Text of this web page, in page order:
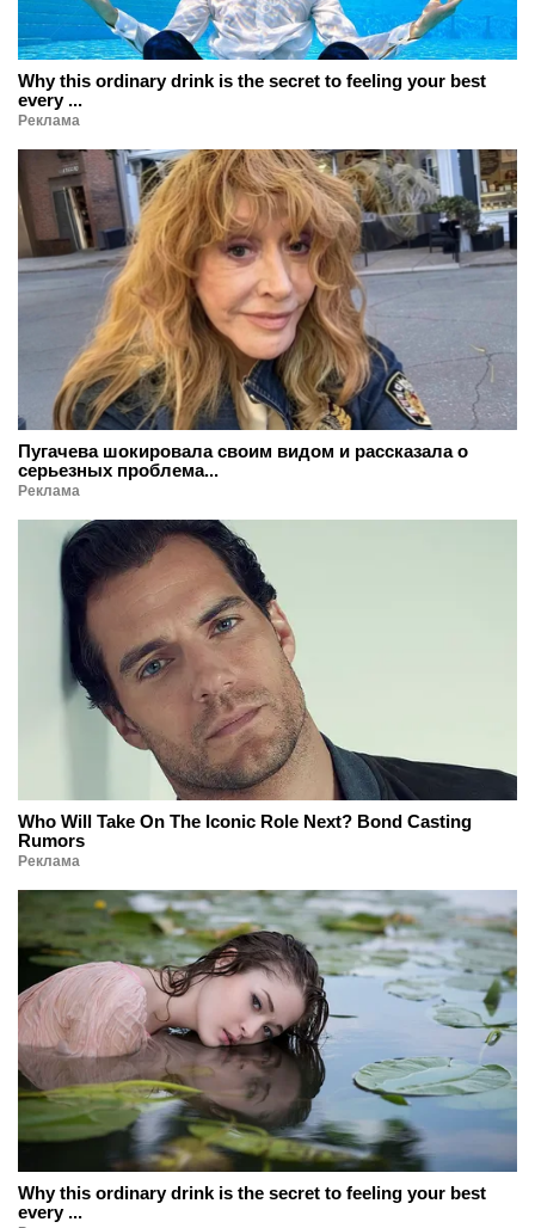
Why this ordinary drink is the secret to feeling your best
every ...
Реклама
Пугачева шокировала своим видом и рассказала о
серьезных проблема...
Реклама
Who Will Take On The Iconic Role Next? Bond Casting
Rumors
Реклама
Why this ordinary drink is the secret to feeling your best
every ...